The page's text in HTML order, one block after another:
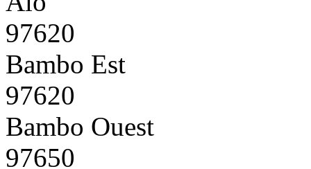
97620
Bambo Est
97620
Bambo Ouest
97650